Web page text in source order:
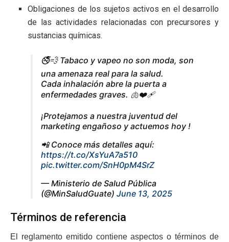
Obligaciones de los sujetos activos en el desarrollo
de las actividades relacionadas con precursores y
sustancias químicas.
🚭💨 Tabaco y vapeo no son moda, son
una amenaza real para la salud.
Cada inhalación abre la puerta a
enfermedades graves. 🫁❤️‍🩹
¡Protejamos a nuestra juventud del
marketing engañoso y actuemos hoy !
📲 Conoce más detalles aquí:
https://t.co/XsYuA7a510
pic.twitter.com/SnH0pM4SrZ
— Ministerio de Salud Pública
(@MinSaludGuate) June 13, 2025
Términos de referencia
El reglamento emitido contiene aspectos o términos de